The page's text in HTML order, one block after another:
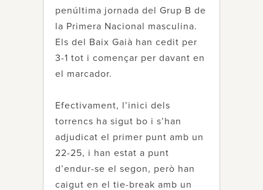
penúltima jornada del Grup B de
la Primera Nacional masculina.
Els del Baix Gaià han cedit per
3-1 tot i començar per davant en
el marcador.
Efectivament, l’inici dels
torrencs ha sigut bo i s’han
adjudicat el primer punt amb un
22-25, i han estat a punt
d’endur-se el segon, però han
caigut en el tie-break amb un